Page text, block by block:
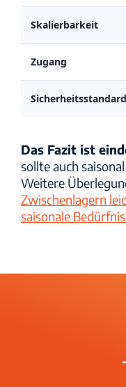
Skalierbarkeit
Zugang
Sicherheitsstandard
Das Fazit ist
sollte auch
Weitere
Zwischenlagern
saisonale